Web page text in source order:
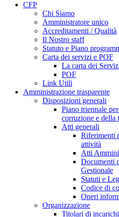
CFP
Chi Siamo
Amministratore unico
Accreditamenti / Qualità
Il Nostro staff
Statuto e Piano
Carta dei servizi e POF
La carta dei
POF
Link Utili
Amministrazione trasparente
Disposizioni generali
Piano triennale
corruzione e della
Atti generali
Riferimenti
attività
Atti
Documenti
Gestionale
Statuti e
Codice di
Oneri
Organizzazione
Titolari di